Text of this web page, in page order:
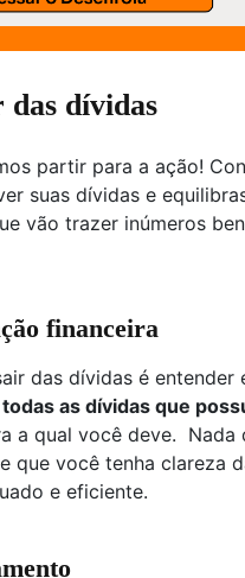
das dívidas
partir para a ação!
suas dívidas e
vão trazer inúmeros
financeira
das dívidas é
as dívidas que
a qual você deve.
que você tenha clareza
e eficiente.